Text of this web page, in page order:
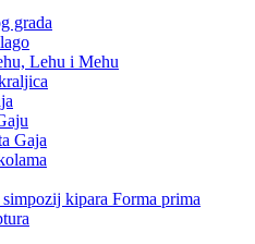
grada
Lehu i Mehu
Gaja
kipara Forma prima